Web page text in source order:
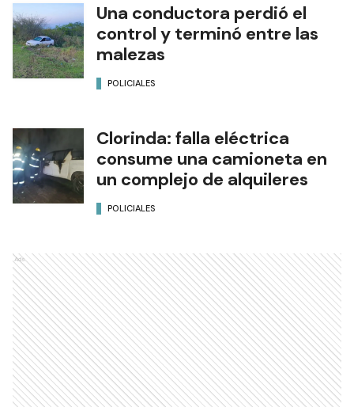
Una conductora perdió el
control y terminó entre las
malezas
POLICIALES
Clorinda: falla eléctrica
consume una camioneta en
un complejo de alquileres
POLICIALES
Ads